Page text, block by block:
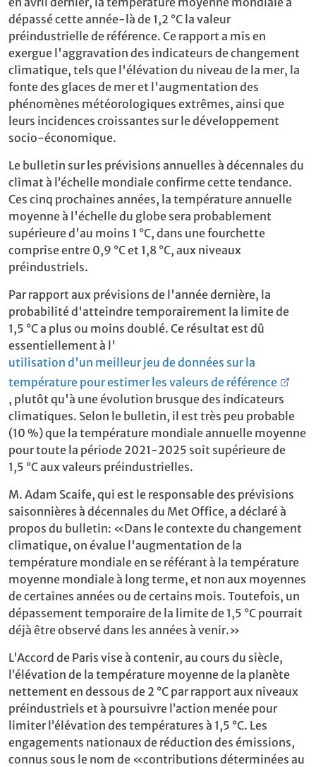
dépassé cette année-là de 1,2 °C la valeur
préindustrielle de référence. Ce rapport a mis en
exergue l'aggravation des indicateurs de changement
climatique, tels que l'élévation du niveau de la mer, la
fonte des glaces de mer et l'augmentation des
phénomènes météorologiques extrêmes, ainsi que
leurs incidences croissantes sur le développement
socio-économique.
Le bulletin sur les prévisions annuelles à décennales du
climat à l’échelle mondiale confirme cette tendance.
Ces cinq prochaines années, la température annuelle
moyenne à l'échelle du globe sera probablement
supérieure d'au moins 1 °C, dans une fourchette
comprise entre 0,9 °C et 1,8 °C, aux niveaux
préindustriels.
Par rapport aux prévisions de l'année dernière, la
probabilité d'atteindre temporairement la limite de
1,5 °C a plus ou moins doublé. Ce résultat est dû
essentiellement à l'
utilisation d'un meilleur jeu de données sur la
température pour estimer les valeurs de référence
, plutôt qu'à une évolution brusque des indicateurs
climatiques. Selon le bulletin, il est très peu probable
(10 %) que la température mondiale annuelle moyenne
pour toute la période 2021-2025 soit supérieure de
1,5 °C aux valeurs préindustrielles.
M. Adam Scaife, qui est le responsable des prévisions
saisonnières à décennales du Met Office, a déclaré à
propos du bulletin: «Dans le contexte du changement
climatique, on évalue l'augmentation de la
température mondiale en se référant à la température
moyenne mondiale à long terme, et non aux moyennes
de certaines années ou de certains mois. Toutefois, un
dépassement temporaire de la limite de 1,5 °C pourrait
déjà être observé dans les années à venir.»
L'Accord de Paris vise à contenir, au cours du siècle,
l’élévation de la température moyenne de la planète
nettement en dessous de 2 °C par rapport aux niveaux
préindustriels et à poursuivre l’action menée pour
limiter l’élévation des températures à 1,5 °C. Les
engagements nationaux de réduction des émissions,
connus sous le nom de «contributions déterminées au